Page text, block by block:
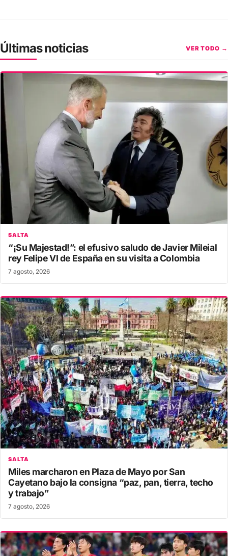
Últimas noticias VER TODO →
SALTA
“¡Su Majestad!”: el efusivo saludo de Javier Mileial
rey Felipe VI de España en su visita a Colombia
7 agosto, 2026
SALTA
Miles marcharon en Plaza de Mayo por San
Cayetano bajo la consigna “paz, pan, tierra, techo
y trabajo”
7 agosto, 2026